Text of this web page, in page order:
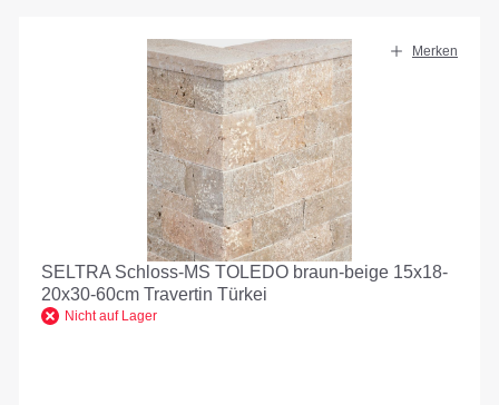
Merken
SELTRA Schloss-MS TOLEDO braun-beige 15x18-
20x30-60cm Travertin Türkei
Nicht auf Lager